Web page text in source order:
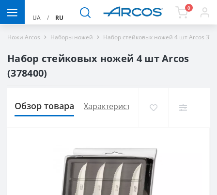
UA / RU
0
Ножи Arcos Наборы ножей Набор стейковых ножей 4 шт Arcos
Набор стейковых ножей 4 шт Arcos
(378400)
Обзор товара Характеристики Доставка и